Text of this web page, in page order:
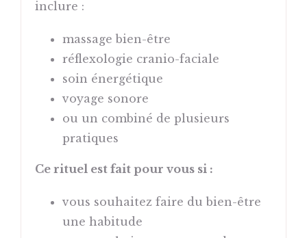
inclure :
massage bien-être
réflexologie cranio-faciale
soin énergétique
voyage sonore
ou un combiné de plusieurs
pratiques
Ce rituel est fait pour vous si :
vous souhaitez faire du bien-être
une habitude